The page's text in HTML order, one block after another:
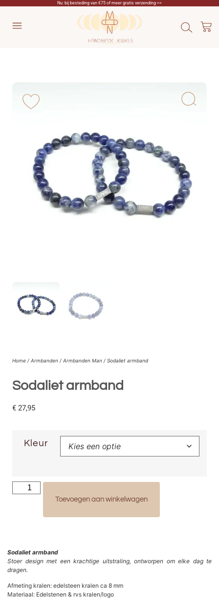
Nu: bij besteding van €75 of meer gratis verzending >>
Home / Armbanden / Armbanden Man / Sodaliet armband
Sodaliet armband
€ 27,95
Kleur
Toevoegen aan winkelwagen
Sodaliet armband
Stoer design met een krachtige uitstraling, ontworpen om elke dag te
dragen.
Afmeting kralen: edelsteen kralen ca 8 mm
Materiaal: Edelstenen & rvs kralen/logo